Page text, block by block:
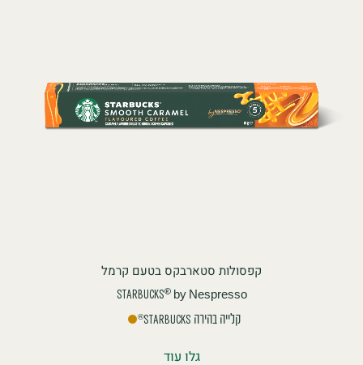
קפסולות סטארבקס בטעם קרמל
STARBUCKS®by Nespresso
®STARBUCKS קלייה בהירה
גלו עוד